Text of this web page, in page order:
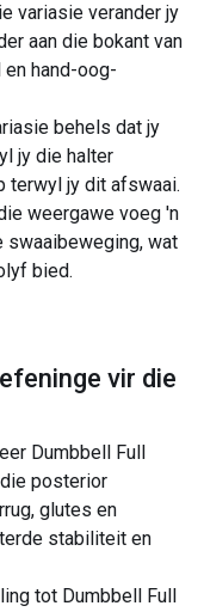
variasie verander jy
aan die bokant van
hand-oog-
behels dat jy
jy die halter
terwyl jy dit afswaai.
weergawe voeg 'n
swaaibeweging, wat
bied.
vir die
Dumbbell Full
posterior
glutes en
stabiliteit en
tot Dumbbell Full